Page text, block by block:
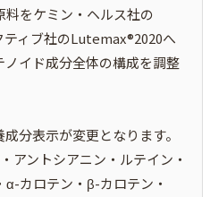
をケミン・ヘルス社の
ィブ社のLutemax®2020へ
イド成分全体の構成を調整
分表示が変更となります。
アントシアニン・ルテイン・
カロテン・β-カロテン・